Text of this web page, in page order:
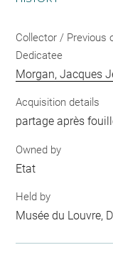
Collector / Previous
Dedicatee
Morgan, Jacques
Acquisition details
partage après
Owned by
Etat
Held by
Musée du Louvre,